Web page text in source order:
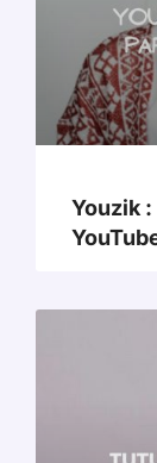
Youzik